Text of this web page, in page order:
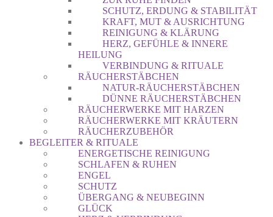
SCHUTZ, ERDUNG & STABILITÄT
KRAFT, MUT & AUSRICHTUNG
REINIGUNG & KLÄRUNG
HERZ, GEFÜHLE & INNERE
HEILUNG
VERBINDUNG & RITUALE
RÄUCHERSTÄBCHEN
NATUR-RÄUCHERSTÄBCHEN
DÜNNE RÄUCHERSTÄBCHEN
RÄUCHERWERKE MIT HARZEN
RÄUCHERWERKE MIT KRÄUTERN
RÄUCHERZUBEHÖR
BEGLEITER & RITUALE
ENERGETISCHE REINIGUNG
SCHLAFEN & RUHEN
ENGEL
SCHUTZ
ÜBERGANG & NEUBEGINN
GLÜCK